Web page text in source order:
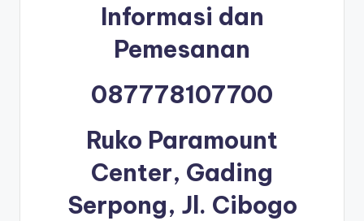
Informasi dan
Pemesanan
087778107700
Ruko Paramount
Center, Gading
Serpong, Jl. Cibogo